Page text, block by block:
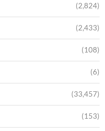
(2,824)
(2,433)
(108)
(6)
(33,457)
(153)